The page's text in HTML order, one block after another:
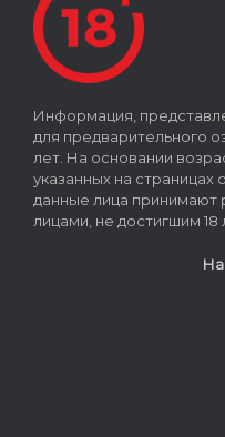
Информация,
для предварительного
лет. На основании
указанных на страницах
данные лица
лицами, не достигшим 18